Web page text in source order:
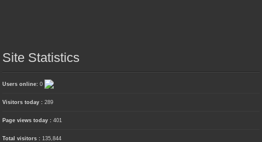
Site Statistics
Users online:0
Visitors today :289
Page views today :401
Total visitors : 135,844